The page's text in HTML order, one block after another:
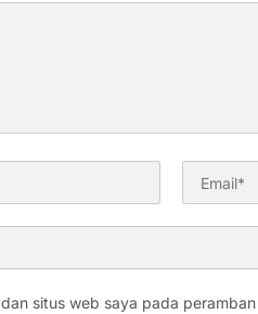
situs web saya pada